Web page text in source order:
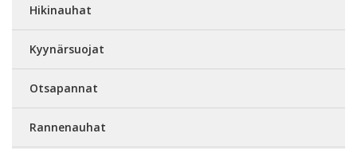
Hikinauhat
Kyynärsuojat
Otsapannat
Rannenauhat